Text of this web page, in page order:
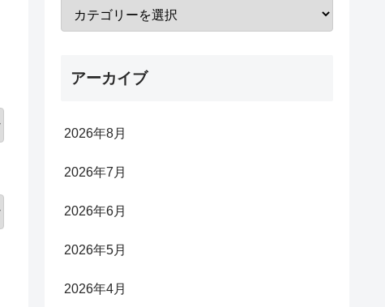
アーカイブ
2026年8月
2026年7月
2026年6月
2026年5月
2026年4月